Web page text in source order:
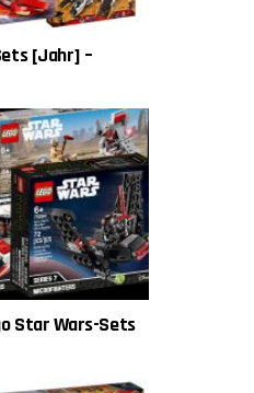
[Jahr] –
Star Wars-Sets